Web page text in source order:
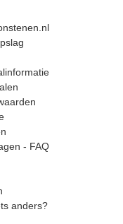
- FAQ
anders?